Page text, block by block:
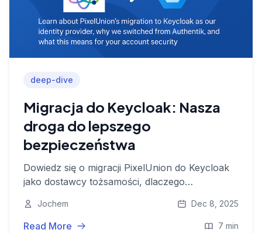
deep-dive
Migracja do Keycloak: Nasza
droga do lepszego
bezpieczeństwa
Dowiedz się o migracji PixelUnion do Keycloak
jako dostawcy tożsamości, dlaczego
bezpieczeństwa Twojego konta.
Jochem Dec 8, 2025
Read More 7 min